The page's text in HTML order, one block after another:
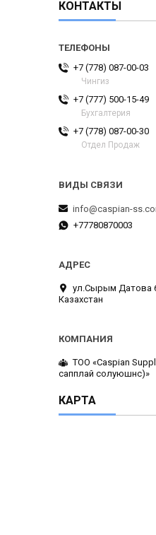
КОНТАКТЫ
+7 (778) 087-00-03
Чингиз
+7 (777) 500-15-49
Бухгалтерия
+7 (778) 087-00-30
Отдел Продаж
info@caspian-
+77780870003
ул.Сырым Датова
Казахстан
ТОО «Caspian
сапплай солуюшнс)»
КАРТА